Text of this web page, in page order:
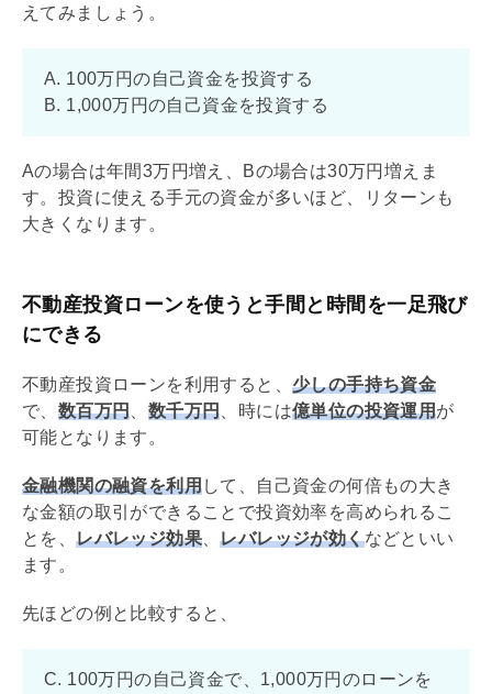
えてみましょう。
A. 100万円の自己資金を投資する
B. 1,000万円の自己資金を投資する
Aの場合は年間3万円増え、Bの場合は30万円増えま
す。投資に使える手元の資金が多いほど、リターンも
大きくなります。
不動産投資ローンを使うと手間と時間を一足飛び
にできる
不動産投資ローンを利用すると、 少しの手持ち資金
で、 数百万円 数千万円 、時には億単位の投資運用が
可能となります。
金融機関の融資を利用して、自己資金の何倍もの大き
な金額の取引ができることで投資効率を高められるこ
とを、レバレッジ効果 、レバレッジが効くなどといい
ます。
先ほどの例と比較すると、
C. 100万円の自己資金で、1,000万円のローンを